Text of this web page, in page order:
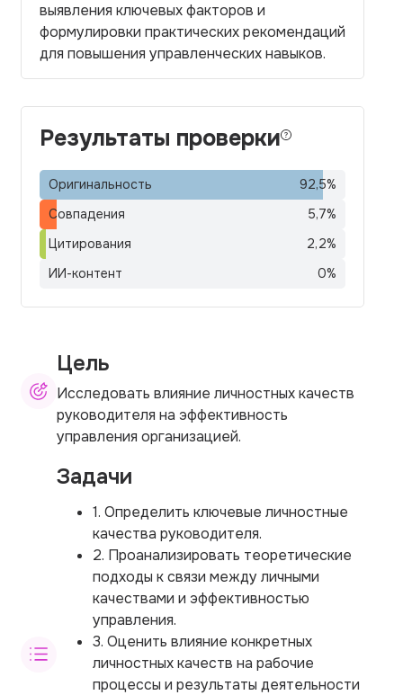
выявления ключевых факторов и
формулировки практических рекомендаций
для повышения управленческих навыков.
Результаты проверки
Оригинальность 92,5%
Совпадения
5,7%
Цитирования
2,2%
ИИ-контент
0%
Цель
Исследовать влияние личностных качеств
руководителя на эффективность
управления организацией.
Задачи
1. Определить ключевые личностные
качества руководителя.
2. Проанализировать теоретические
подходы к связи между личными
качествами и эффективностью
управления.
3. Оценить влияние конкретных
личностных качеств на рабочие
процессы и результаты деятельности